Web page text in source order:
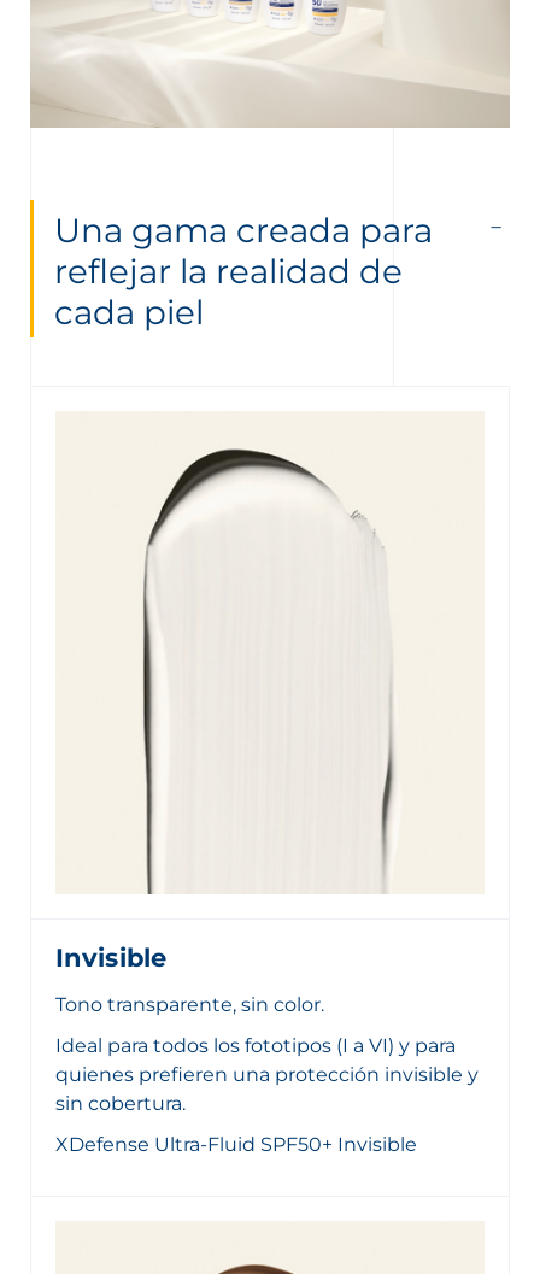
Una gama creada para
reflejar la realidad de
cada piel
Invisible
Tono transparente, sin color.
Ideal para todos los fototipos (I a VI) y para
quienes prefieren una protección invisible y
sin cobertura.
XDefense Ultra-Fluid SPF50+ Invisible